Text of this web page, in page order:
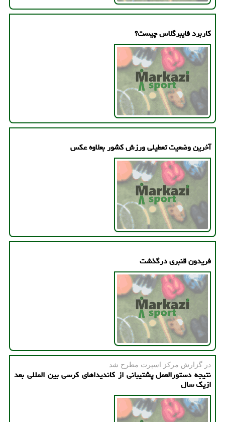
كاربرد فایبرگلاس چیست؟
آخرین وضعیت تعطیلی ورزش كشور بعلاوه عكس
فریدون قنبری درگذشت
در گزارش مركز اسپرت مطرح شد
نتیجه دستورالعمل پشتیبانی از كاندیداهای كرسی بین المللی بعد
ازیك سال